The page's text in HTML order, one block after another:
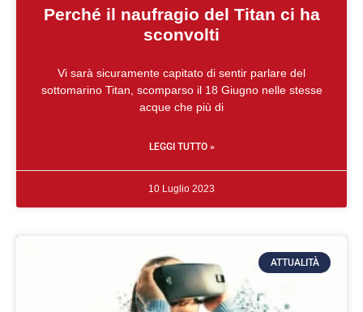
Perché il naufragio del Titan ci ha
sconvolti
Vi sarà sicuramente capitato di sentir parlare del
sottomarino Titan, scomparso il 18 Giugno nelle stesse
acque che più di
LEGGI TUTTO »
10 Luglio 2023
ATTUALITÀ